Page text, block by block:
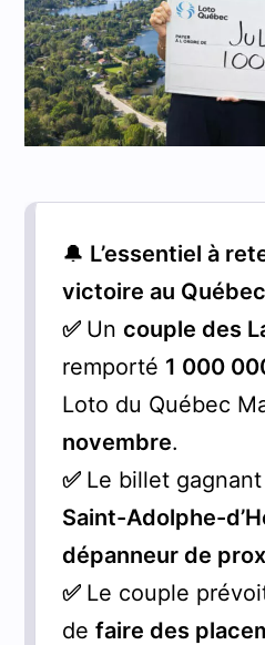
🔔 L’essentiel à
victoire au
✅ Un couple des
remporté 1 000
Loto du Québec
novembre.
✅ Le billet
Saint-Adolphe-
dépanneur de
✅ Le couple
de faire des